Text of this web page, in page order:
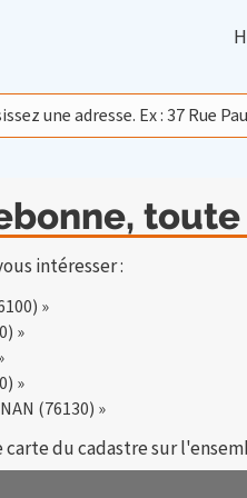
intéresser :
»
»
»
(76130) »
du cadastre sur